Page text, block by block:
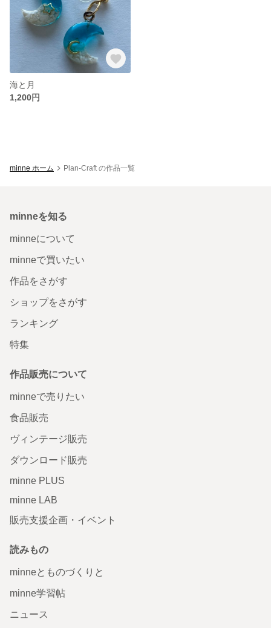
海と月
1,200円
minne ホーム Plan-Craft の作品一覧
minneを知る
minneについて
minneで買いたい
作品をさがす
ショップをさがす
ランキング
特集
作品販売について
minneで売りたい
食品販売
ヴィンテージ販売
ダウンロード販売
minne PLUS
minne LAB
販売支援企画・イベント
読みもの
minneとものづくりと
minne学習帖
ニュース